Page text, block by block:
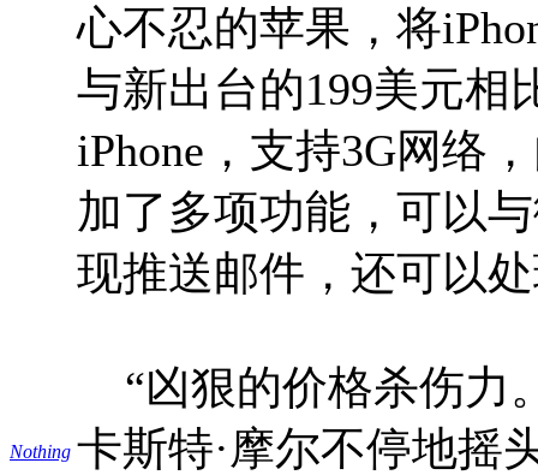
Nothing
心不忍的苹果，将
与新出台的199美元相
iPhone，支持3G网络
加了多项功能，可以
现推送邮件，还可以
“凶狠的价格杀伤力
卡斯特·摩尔不停地摇